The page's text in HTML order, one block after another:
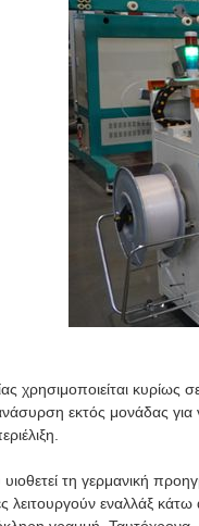
χρησιμοποιείται
εκτός μονάδας για
τη γερμανική
λειτουργούν εναλλάξ